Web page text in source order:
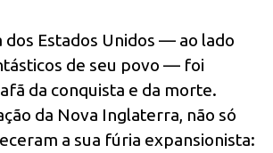
dos Estados Unidos — ao lado
de seu povo — foi
da conquista e da morte.
da Nova Inglaterra, não só
a sua fúria expansionista: